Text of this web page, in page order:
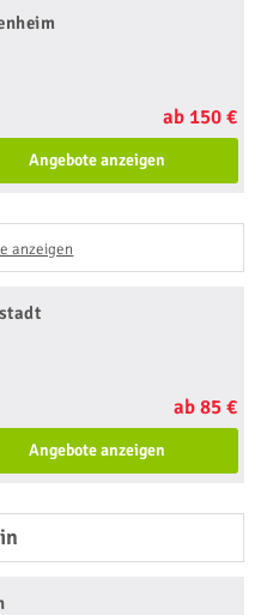
ab 150 €
Angebote anzeigen
anzeigen
ab 85 €
Angebote anzeigen